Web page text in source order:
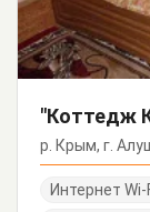
"Коттедж
Интернет Wi-